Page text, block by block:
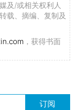
及/或相关权利人
载、摘编、复制及
，获得书面
订阅